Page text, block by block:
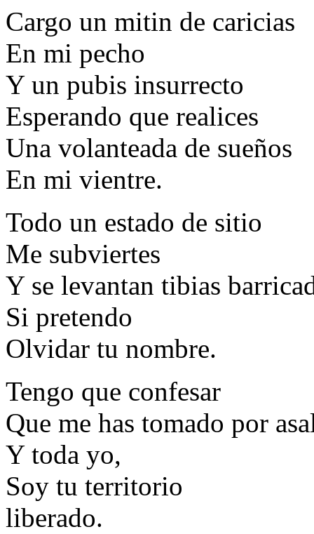
Cargo un mitin de caricias
En mi pecho
Y un pubis insurrecto
Esperando que realices
Una volanteada de sueños
En mi vientre.
Todo un estado de sitio
Me subviertes
Y se levantan tibias
Si pretendo
Olvidar tu nombre.
Tengo que confesar
Que me has tomado por
Y toda yo,
Soy tu territorio
liberado.